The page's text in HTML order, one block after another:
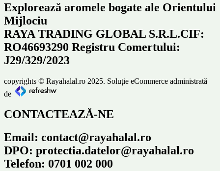
Explorează aromele bogate ale Orientului
Mijlociu
RAYA TRADING GLOBAL S.R.L.CIF:
RO46693290 Registru Comertului:
J29/329/2023
copyrights © Rayahalal.ro 2025. Soluție eCommerce administrată
de
CONTACTEAZĂ-NE
Email: contact@rayahalal.ro
DPO: protectia.datelor@rayahalal.ro
Telefon: 0701 002 000